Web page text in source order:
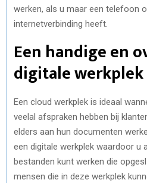
werken, als u maar een telefoon
internetverbinding heeft.
Een handige en
digitale werkplek
Een cloud werkplek is ideaal
veelal afspraken hebben bij
elders aan hun documenten
een digitale werkplek waardoor u
bestanden kunt werken die
mensen die in deze werkplek